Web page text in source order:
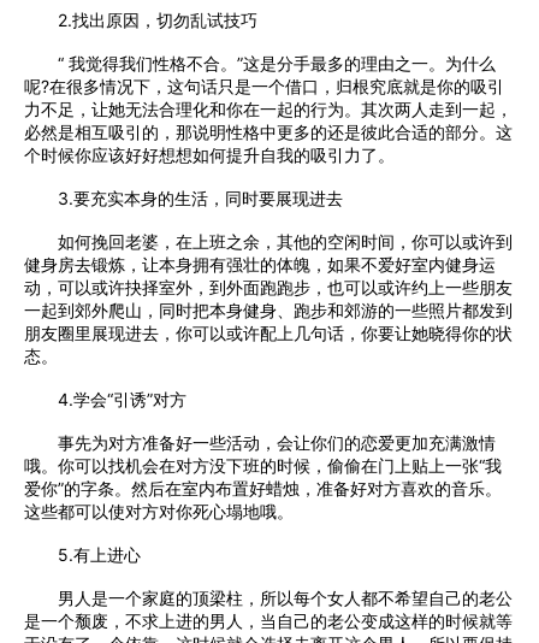
2.找出原因，切勿乱试技巧
“ 我觉得我们性格不合。”这是分手最多的理由之一。为什么
呢?在很多情况下，这句话只是一个借口，归根究底就是你的吸引
力不足，让她无法合理化和你在一起的行为。其次两人走到一起，
必然是相互吸引的，那说明性格中更多的还是彼此合适的部分。这
个时候你应该好好想想如何提升自我的吸引力了。
3.要充实本身的生活，同时要展现进去
如何挽回老婆，在上班之余，其他的空闲时间，你可以或许到
健身房去锻炼，让本身拥有强壮的体魄，如果不爱好室内健身运
动，可以或许抉择室外，到外面跑跑步，也可以或许约上一些朋友
一起到郊外爬山，同时把本身健身、跑步和郊游的一些照片都发到
朋友圈里展现进去，你可以或许配上几句话，你要让她晓得你的状
态。
4.学会“引诱”对方
事先为对方准备好一些活动，会让你们的恋爱更加充满激情
哦。你可以找机会在对方没下班的时候，偷偷在门上贴上一张“我
爱你”的字条。然后在室内布置好蜡烛，准备好对方喜欢的音乐。
这些都可以使对方对你死心塌地哦。
5.有上进心
男人是一个家庭的顶梁柱，所以每个女人都不希望自己的老公
是一个颓废，不求上进的男人，当自己的老公变成这样的时候就等